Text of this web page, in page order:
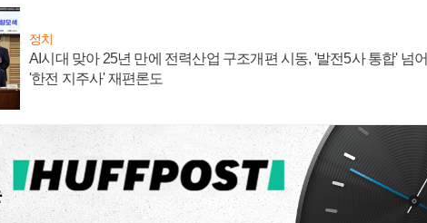
정치
AI시대 맞아 25년 만에 전력산업 구조개편 시동, '발전5사 통합' 넘어
'한전 지주사' 재편론도